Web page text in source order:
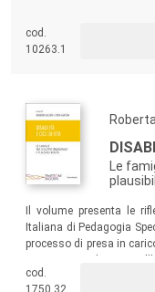
cod.
10263.1
Le
Il volume presenta le
Italiana di Pedagogia
processo di presa in
sia alla scoperta di
cod.
1750.32